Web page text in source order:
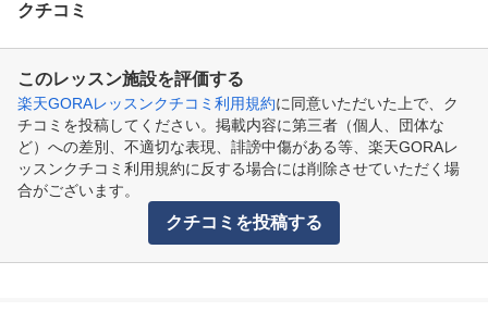
クチコミ
このレッスン施設を評価する
楽天GORAレッスンクチコミ利用規約に同意いただいた上で、ク
チコミを投稿してください。掲載内容に第三者（個人、団体な
ど）への差別、不適切な表現、誹謗中傷がある等、楽天GORAレ
ッスンクチコミ利用規約に反する場合には削除させていただく場
合がございます。
クチコミを投稿する